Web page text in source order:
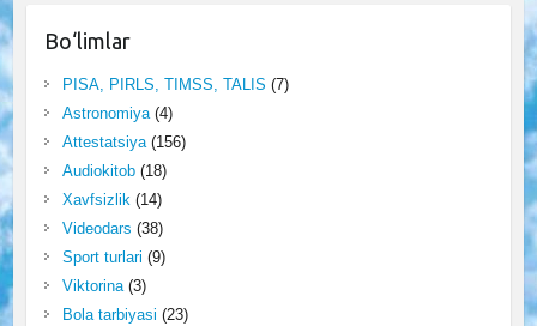
Bo‘limlar
PISA, PIRLS, TIMSS, TALIS (7)
Astronomiya(4)
Attestatsiya(156)
Audiokitob(18)
Xavfsizlik(14)
Videodars (38)
Sport turlari (9)
Viktorina(3)
Bola tarbiyasi (23)